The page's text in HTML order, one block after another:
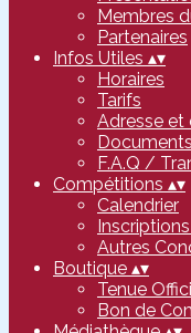
Membres
Partenaires
Infos Utiles ▴▾
Horaires
Tarifs
Adresse
F.A.Q /
Compétitions ▴▾
Calendrier
Autres
Boutique ▴▾
Tenue
Bon de